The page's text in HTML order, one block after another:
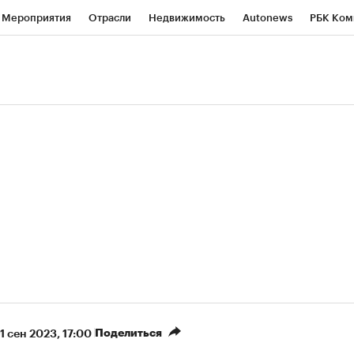
Мероприятия Отрасли Недвижимость Autonews РБК
сен 2023, 17:00 Поделиться